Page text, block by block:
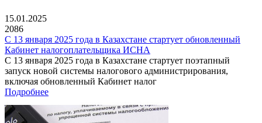
15.01.2025
2086
С 13 января 2025 года в Казахстане стартует обновленный
Кабинет налогоплательщика ИСНА
С 13 января 2025 года в Казахстане стартует поэтапный
запуск новой системы налогового администрирования,
включая обновленный Кабинет налог
Подробнее